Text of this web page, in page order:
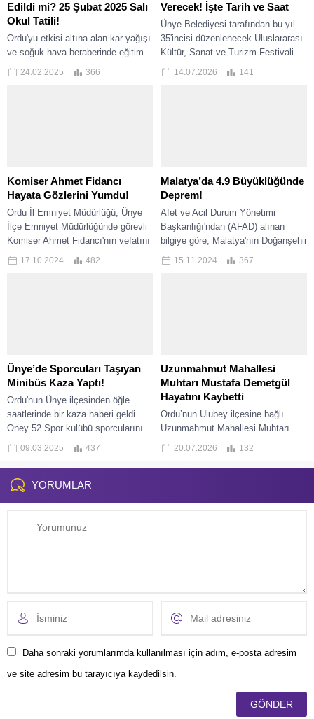
Edildi mi? 25 Şubat 2025 Salı
Okul Tatili!
Ordu'yu etkisi altına alan kar yağışı
ve soğuk hava beraberinde eğitim
ve öğretime de tatil haberlerini
24.02.2025 366
Verecek! İşte Tarih ve Saat
Ünye Belediyesi tarafından bu yıl
35'incisi düzenlenecek Uluslararası
Kültür, Sanat ve Turizm Festivali
kapsamında sevilen sanatçı Merve
14.07.2026 141
Komiser Ahmet Fidancı
Hayata Gözlerini Yumdu!
Ordu İl Emniyet Müdürlüğü, Ünye
İlçe Emniyet Müdürlüğünde görevli
Komiser Ahmet Fidancı'nın vefatını
duyuran bir paylaşımda bulundu.
17.10.2024 482
Malatya’da 4.9 Büyüklüğünde
Deprem!
Afet ve Acil Durum Yönetimi
Başkanlığı'ndan (AFAD) alınan
bilgiye göre, Malatya'nın Doğanşehir
ilçesinde saat 10.46'da 4.9
15.11.2024 367
Ünye’de Sporcuları Taşıyan
Minibüs Kaza Yaptı!
Ordu'nun Ünye ilçesinden öğle
saatlerinde bir kaza haberi geldi.
Oney 52 Spor kulübü sporcularını
taşıdığı öğrenilen minibüs,
09.03.2025 437
Uzunmahmut Mahallesi
Muhtarı Mustafa Demetgül
Hayatını Kaybetti
Ordu’nun Ulubey ilçesine bağlı
Uzunmahmut Mahallesi Muhtarı
Mustafa Demetgül, geçirdiği kalp
kaybetti.
20.07.2026 132
YORUMLAR
Daha sonraki yorumlarımda kullanılması için adım, e-posta adresim
ve site adresim bu tarayıcıya kaydedilsin.